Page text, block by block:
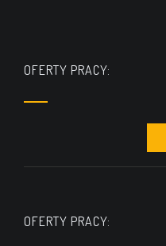
OFERTY PRACY:
OFERTY PRACY: